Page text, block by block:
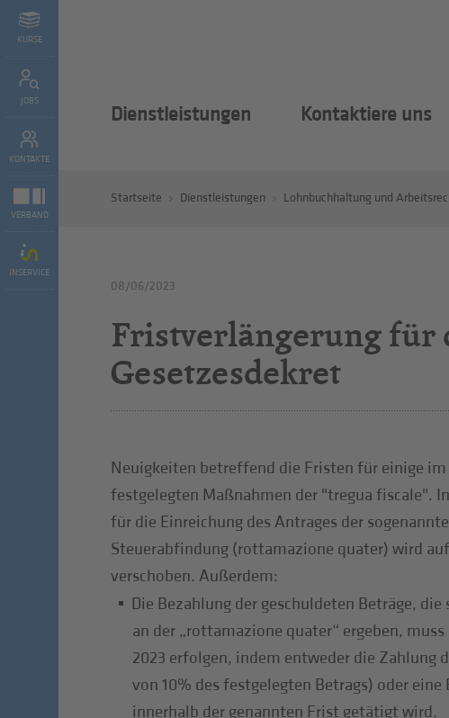
KURSE
JOBS
KONTAKTE
VERBAND
INSERVICE
Dienstleistungen Kontaktiere uns
Startseite Dienstleistungen Lohnbuchhaltung und
08/06/2023
Fristverlängerung für
Gesetzesdekret
Neuigkeiten betreffend die Fristen für einige im
festgelegten Maßnahmen der "tregua fiscale".
für die Einreichung des Antrages der
Steuerabfindung (rottamazione quater) wird auf
verschoben. Außerdem:
Die Bezahlung der geschuldeten Beträge, die
an der „rottamazione quater“ ergeben,
2023 erfolgen, indem entweder die Zahlung
von 10% des festgelegten Betrags) oder
innerhalb der genannten Frist getätigt wird.